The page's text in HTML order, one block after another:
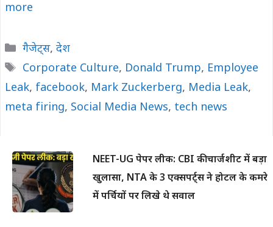
more
Categories
गैजेट्स, देश
Tags
Corporate Culture, Donald Trump, Employee
Leak, facebook, Mark Zuckerberg, Media Leak,
meta firing, Social Media News, tech news
NEET-UG पेपर लीक: CBI की चार्जशीट में बड़ा
खुलासा, NTA के 3 एक्सपर्ट्स ने होटल के कमरे
में पर्चियों पर लिखे थे सवाल